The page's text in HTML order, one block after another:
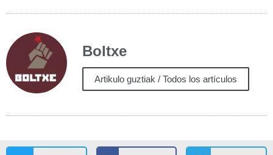
Boltxe
Artikulo guztiak / Todos los artículos